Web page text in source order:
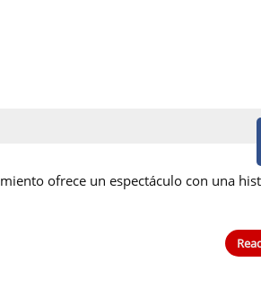
ofrece un espectáculo con una